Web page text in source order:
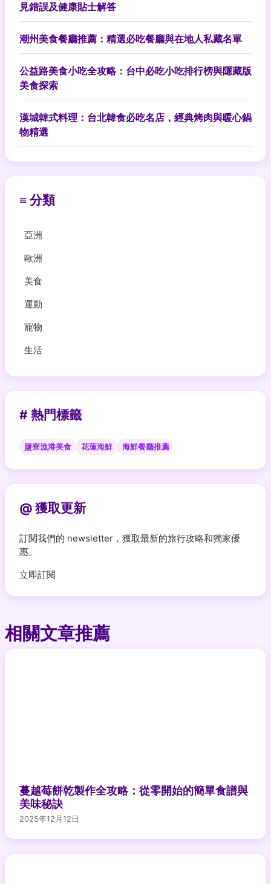
見錯誤及健康貼士解答
潮州美食餐廳推薦：精選必吃餐廳與在地人私藏名單
公益路美食小吃全攻略：台中必吃小吃排行榜與隱藏版
美食探索
漢城韓式料理：台北韓食必吃名店，經典烤肉與暖心鍋
物精選
≡ 分類
亞洲
歐洲
美食
運動
寵物
生活
# 熱門標籤
鹽寮漁港美食 花蓮海鮮 海鮮餐廳推薦
@ 獲取更新
訂閱我們的 newsletter，獲取最新的旅行攻略和獨家優
惠。
立即訂閱
相關文章推薦
蔓越莓餅乾製作全攻略：從零開始的簡單食譜與
美味秘訣
2025年12月12日